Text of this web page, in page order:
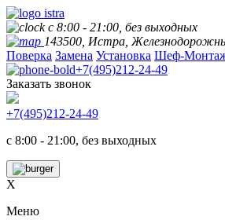
с 8:00 - 21:00, без выходных
143500, Истра,
Поверка Замена Установка Шеф-
+7(495)212-24-49
Заказать звонок
+7(495)212-24-49
с 8:00 - 21:00, без выходных
X
Меню